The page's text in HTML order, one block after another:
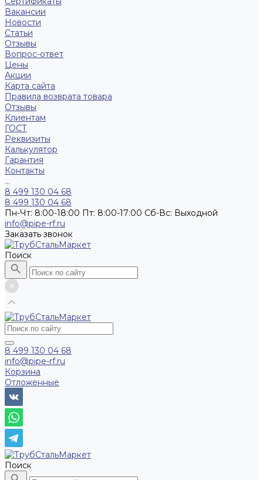
Вакансии
Новости
Статьи
Отзывы
Вопрос-ответ
Цены
Акции
Карта сайта
Правила возврата товара
Отзывы
Клиентам
ГОСТ
Реквизиты
Калькулятор
Гарантия
Контакты
...
8 499 130 04 68
8 499 130 04 68
Пн-Чт: 8:00-18:00 Пт: 8:00-17:00 Сб-Вс: Выходной
info@pipe-rf.ru
Заказать звонок
Поиск
8 499 130 04 68
info@pipe-rf.ru
Корзина
Отложенные
Поиск